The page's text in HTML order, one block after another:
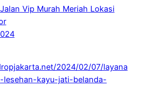
Vip Murah Meriah Lokasi
2024/02/07/layana
lesehan-kayu-jati-belanda-